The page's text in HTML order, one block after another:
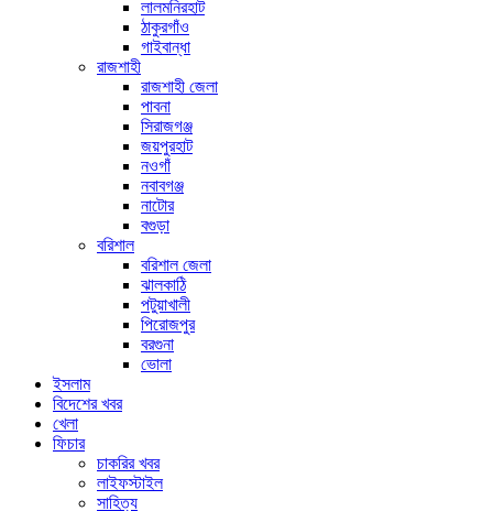
লালমনিরহাট
ঠাকুরগাঁও
গাইবান্ধা
রাজশাহী
রাজশাহী জেলা
পাবনা
সিরাজগঞ্জ
জয়পুরহাট
নওগাঁ
নবাবগঞ্জ
নাটোর
বগুড়া
বরিশাল
বরিশাল জেলা
ঝালকাঠি
পটুয়াখালী
পিরোজপুর
বরগুনা
ভোলা
ইসলাম
বিদেশের খবর
খেলা
ফিচার
চাকরির খবর
লাইফস্টাইল
সাহিত্য